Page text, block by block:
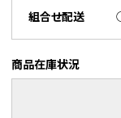
組合せ配送
商品在庫状況